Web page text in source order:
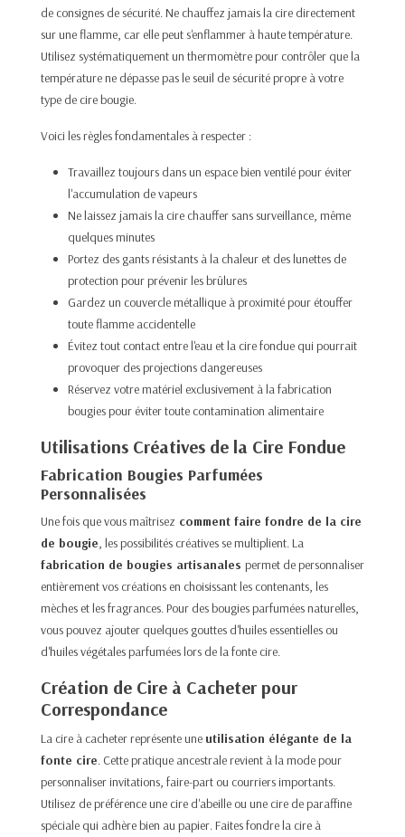
de consignes de sécurité. Ne chauffez jamais la cire directement
sur une flamme, car elle peut s'enflammer à haute température.
Utilisez systématiquement un thermomètre pour contrôler que la
température ne dépasse pas le seuil de sécurité propre à votre
type de cire bougie.​
Voici les règles fondamentales à respecter :
Travaillez toujours dans un espace bien ventilé pour éviter
l'accumulation de vapeurs​
Ne laissez jamais la cire chauffer sans surveillance, même
quelques minutes​
Portez des gants résistants à la chaleur et des lunettes de
protection pour prévenir les brûlures​
Gardez un couvercle métallique à proximité pour étouffer
toute flamme accidentelle​
Évitez tout contact entre l'eau et la cire fondue qui pourrait
provoquer des projections dangereuses​
Réservez votre matériel exclusivement à la fabrication
bougies pour éviter toute contamination alimentaire​
Utilisations Créatives de la Cire Fondue
Fabrication Bougies Parfumées
Personnalisées
Une fois que vous maîtrisez comment faire fondre de la cire
de bougie, les possibilités créatives se multiplient. La
fabrication de bougies artisanales permet de personnaliser
entièrement vos créations en choisissant les contenants, les
mèches et les fragrances. Pour des bougies parfumées naturelles,
vous pouvez ajouter quelques gouttes d'huiles essentielles ou
d'huiles végétalesparfumées lors de la fonte cire.​
Création de Cire à Cacheter pour
Correspondance
La cire à cacheter représente une utilisation élégante de la
fonte cire. Cette pratique ancestrale revient à la mode pour
personnaliser invitations, faire-part ou courriers importants.
Utilisez de préférence une cire d'abeille ou une cire de paraffine
spéciale qui adhère bien au papier. Faites fondre la cire à